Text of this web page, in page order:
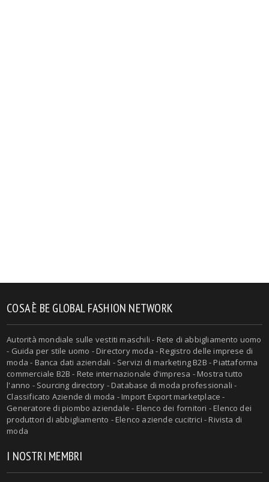
COSA È BE GLOBAL FASHION NETWORK
Autorità mondiale sulle vestiti maschili - Rete di abbigliamento uomo
- Guida per stile uomo - Directory moda - Registro delle imprese di
moda - Banca dati aziendali - Servizi di marketing B2B - Piattaforma
commerciale B2B - Rete internazionale d'impresa - Mostra tutto
l'anno - Sourcing directory - Database di moda professionali -
Classificato Aziende di moda - Import Export marketplace -
Generatore di piombo aziendale - Elenco dei fornitori - Elenco dei
produttori di abbigliamento - Elenco aziende cucitrici - Rivista di
moda
I NOSTRI MEMBRI